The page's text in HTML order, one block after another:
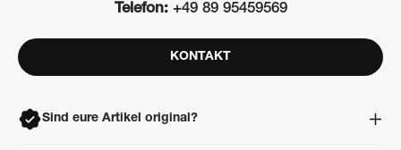
Telefon:+49 89 95459569
KONTAKT
Sind eure Artikel original?